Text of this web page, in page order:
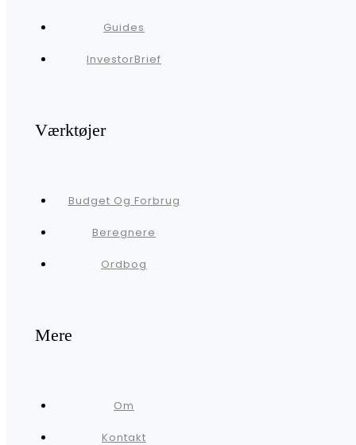
Guides
InvestorBrief
Værktøjer
Budget Og Forbrug
Beregnere
Ordbog
Mere
Om
Kontakt